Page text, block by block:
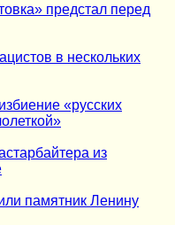
предстал перед
в нескольких
«русских
из
памятник Ленину